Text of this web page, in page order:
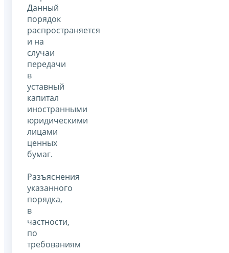
Данный
порядок
распространяется
и на
случаи
передачи
в
уставный
капитал
иностранными
юридическими
лицами
ценных
бумаг.
Разъяснения
указанного
порядка,
в
частности,
по
требованиям